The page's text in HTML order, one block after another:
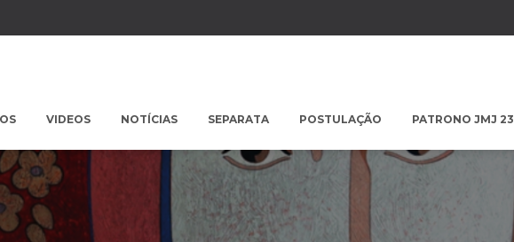
VIDEOS NOTÍCIAS SEPARATA POSTULAÇÃO PATRONO JMJ 23